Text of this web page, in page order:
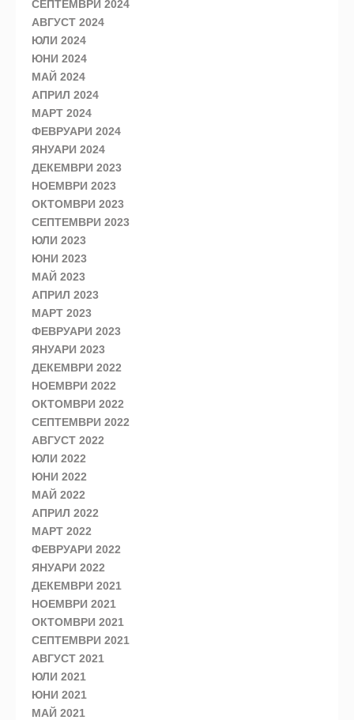
СЕПТЕМВРИ 2024
АВГУСТ 2024
ЮЛИ 2024
ЮНИ 2024
МАЙ 2024
АПРИЛ 2024
МАРТ 2024
ФЕВРУАРИ 2024
ЯНУАРИ 2024
ДЕКЕМВРИ 2023
НОЕМВРИ 2023
ОКТОМВРИ 2023
СЕПТЕМВРИ 2023
ЮЛИ 2023
ЮНИ 2023
МАЙ 2023
АПРИЛ 2023
МАРТ 2023
ФЕВРУАРИ 2023
ЯНУАРИ 2023
ДЕКЕМВРИ 2022
НОЕМВРИ 2022
ОКТОМВРИ 2022
СЕПТЕМВРИ 2022
АВГУСТ 2022
ЮЛИ 2022
ЮНИ 2022
МАЙ 2022
АПРИЛ 2022
МАРТ 2022
ФЕВРУАРИ 2022
ЯНУАРИ 2022
ДЕКЕМВРИ 2021
НОЕМВРИ 2021
ОКТОМВРИ 2021
СЕПТЕМВРИ 2021
АВГУСТ 2021
ЮЛИ 2021
ЮНИ 2021
МАЙ 2021